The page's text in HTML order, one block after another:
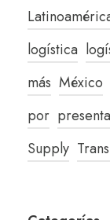
logística
más México
por presenta
Supply